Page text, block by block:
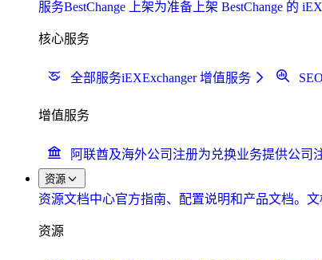
服务BestChange 上架为准备上架 BestChange 的
核心服务
全部服务iEXExchanger 增值服务
增值服务
阿联酋及海外公司注册为兑换业务提供公司
资源
资源文档中心官方指南、配置说明和产品文档。 文
资源